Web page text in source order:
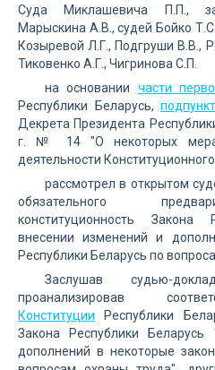
Суда Миклашевича П.П.,
Марыскина А.В., судей Бойко
Козыревой Л.Г., Подгруши В.В.,
Тиковенко А.Г., Чигринова С.П.
на основании части
Республики Беларусь,
Декрета Президента
г. № 14 "О некоторых
деятельности
рассмотрел в открытом
обязательного
конституционность
внесении изменений и
Республики Беларусь по
Заслушав судью-
проанализировав
Конституции Республики
Закона Республики
дополнений в некоторые